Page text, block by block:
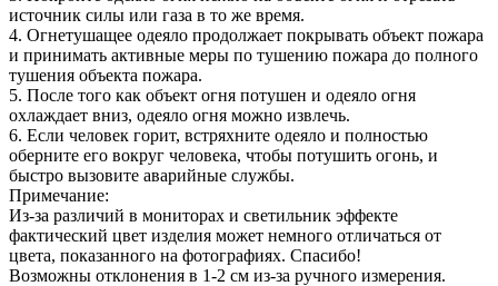
источник силы или газа в то же время.
4. Огнетушащее одеяло продолжает покрывать объект пожара
и принимать активные меры по тушению пожара до полного
тушения объекта пожара.
5. После того как объект огня потушен и одеяло огня
охлаждает вниз, одеяло огня можно извлечь.
6. Если человек горит, встряхните одеяло и полностью
оберните его вокруг человека, чтобы потушить огонь, и
быстро вызовите аварийные службы.
Примечание:
Из-за различий в мониторах и светильник эффекте
фактический цвет изделия может немного отличаться от
цвета, показанного на фотографиях. Спасибо!
Возможны отклонения в 1-2 см из-за ручного измерения.